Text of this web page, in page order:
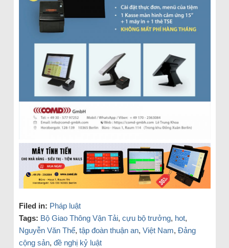
Filed in: Pháp luật
Tags: Bộ Giao Thông Vận Tải, cựu bộ trưởng, hot,
Nguyễn Văn Thể, tập đoàn thuận an, Việt Nam, Đảng
cộng sản, đề nghị kỷ luật